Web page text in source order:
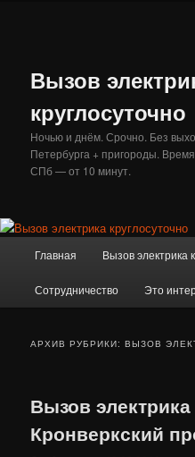
Вызов
круглосуточно
Ночью и днём. Срочно. Без
Петербурга + пригороды.
СПб — от 10 минут.
Главная Вызов электрика
Сотрудничество Это
АРХИВ РУБРИКИ:ВЫЗОВ
Вызов
Кронверкский